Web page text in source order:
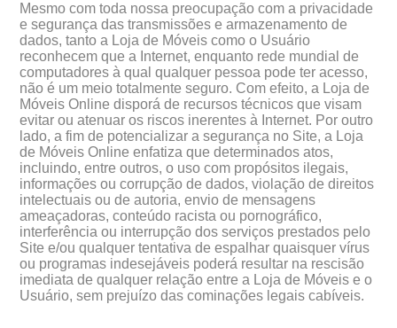
Mesmo com toda nossa preocupação com a privacidade
e segurança das transmissões e armazenamento de
dados, tanto a Loja de Móveis como o Usuário
reconhecem que a Internet, enquanto rede mundial de
computadores à qual qualquer pessoa pode ter acesso,
não é um meio totalmente seguro. Com efeito, a Loja de
Móveis Online disporá de recursos técnicos que visam
evitar ou atenuar os riscos inerentes à Internet. Por outro
lado, a fim de potencializar a segurança no Site, a Loja
de Móveis Online enfatiza que determinados atos,
incluindo, entre outros, o uso com propósitos ilegais,
informações ou corrupção de dados, violação de direitos
intelectuais ou de autoria, envio de mensagens
ameaçadoras, conteúdo racista ou pornográfico,
interferência ou interrupção dos serviços prestados pelo
Site e/ou qualquer tentativa de espalhar quaisquer vírus
ou programas indesejáveis poderá resultar na rescisão
imediata de qualquer relação entre a Loja de Móveis e o
Usuário, sem prejuízo das cominações legais cabíveis.